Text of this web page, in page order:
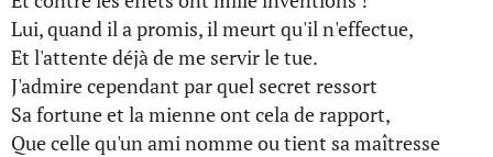
Lui, quand il a promis, il meurt qu'il n'effectue,
Et l'attente déjà de me servir le tue.
J'admire cependant par quel secret ressort
Sa fortune et la mienne ont cela de rapport,
Que celle qu'un ami nomme ou tient sa maîtresse